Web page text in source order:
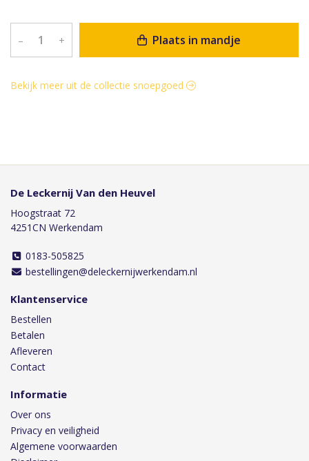
– + Plaats in mandje
Bekijk meer uit de collectie snoepgoed
De Leckernij Van den Heuvel
Hoogstraat 72
4251CN Werkendam
0183-505825
bestellingen@deleckernijwerkendam.nl
Klantenservice
Bestellen
Betalen
Afleveren
Contact
Informatie
Over ons
Privacy en veiligheid
Algemene voorwaarden